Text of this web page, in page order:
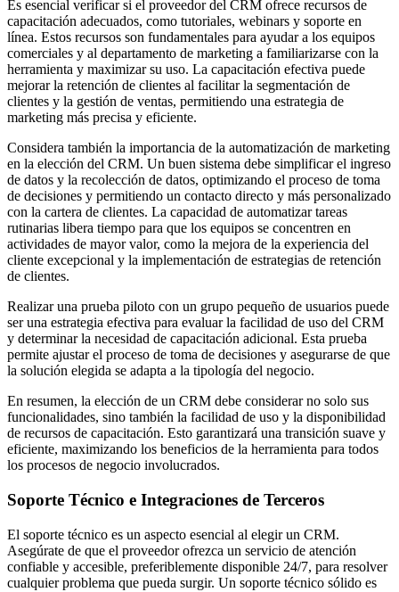
Es esencial verificar si el proveedor del CRM ofrece recursos de
capacitación adecuados, como tutoriales, webinars y soporte en
línea. Estos recursos son fundamentales para ayudar a los equipos
comerciales y al departamento de marketing a familiarizarse con la
herramienta y maximizar su uso. La capacitación efectiva puede
mejorar la retención de clientes al facilitar la segmentación de
clientes y la gestión de ventas, permitiendo una estrategia de
marketing más precisa y eficiente.
Considera también la importancia de la automatización de marketing
en la elección del CRM. Un buen sistema debe simplificar el ingreso
de datos y la recolección de datos, optimizando el proceso de toma
de decisiones y permitiendo un contacto directo y más personalizado
con la cartera de clientes. La capacidad de automatizar tareas
rutinarias libera tiempo para que los equipos se concentren en
actividades de mayor valor, como la mejora de la experiencia del
cliente excepcional y la implementación de estrategias de retención
de clientes.
Realizar una prueba piloto con un grupo pequeño de usuarios puede
ser una estrategia efectiva para evaluar la facilidad de uso del CRM
y determinar la necesidad de capacitación adicional. Esta prueba
permite ajustar el proceso de toma de decisiones y asegurarse de que
la solución elegida se adapta a la tipología del negocio.
En resumen, la elección de un CRM debe considerar no solo sus
funcionalidades, sino también la facilidad de uso y la disponibilidad
de recursos de capacitación. Esto garantizará una transición suave y
eficiente, maximizando los beneficios de la herramienta para todos
los procesos de negocio involucrados.
Soporte Técnico e Integraciones de Terceros
El soporte técnico es un aspecto esencial al elegir un CRM.
Asegúrate de que el proveedor ofrezca un servicio de atención
confiable y accesible, preferiblemente disponible 24/7, para resolver
cualquier problema que pueda surgir. Un soporte técnico sólido es